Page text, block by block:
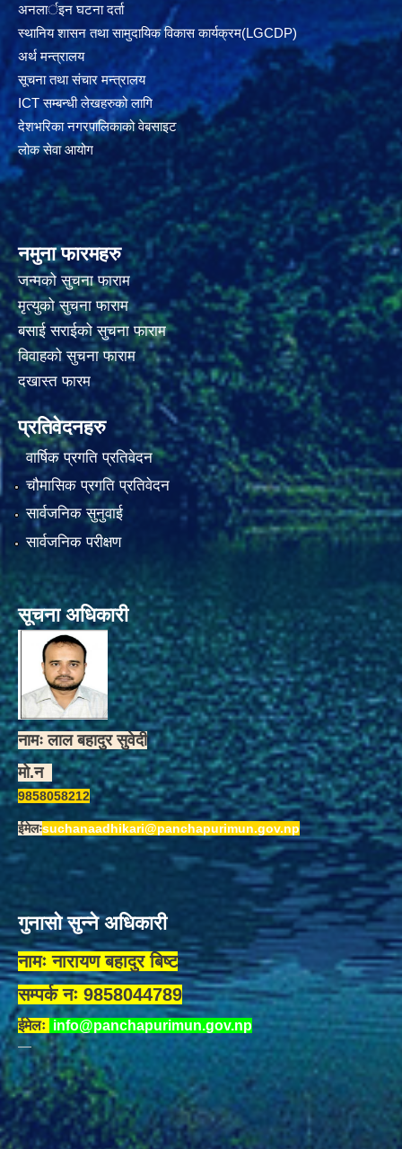
अनलार्इन घटना दर्ता
स्थानिय शासन तथा सामुदायिक विकास कार्यक्रम(LGCDP)
अर्थ मन्त्रालय
सूचना तथा संचार मन्त्रालय
ICT सम्बन्धी लेखहरुको लागि
देशभरिका नगरपालिकाको वेबसाइट
लोक सेवा आयोग
नमुना फारमहरु
जन्मको सुचना फाराम
मृत्युको सुचना फाराम
बसाई सराईको सुचना फाराम
विवाहको सुचना फाराम
दखास्त फारम
प्रतिवेदनहरु
वार्षिक प्रगति प्रतिवेदन
चौमासिक प्रगति प्रतिवेदन
सार्वजनिक सुनुवाई
सार्वजनिक परीक्षण
सूचना अधिकारी
नामः लाल बहादुर सुवेदी
मो.न
9858058212
ईमेलःsuchanaadhikari@panchapurimun.gov.np
गुनासो सुन्ने अधिकारी
नामः नारायण बहादुर बिष्ट
सम्पर्क नः 9858044789
ईमेलः info@panchapurimun.gov.np